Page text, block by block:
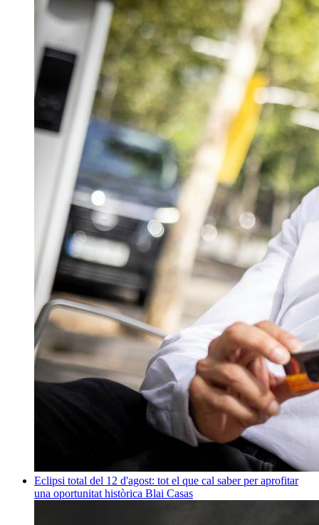
Eclipsi total del 12 d'agost: tot el que cal saber per aprofitar
una oportunitat històrica Blai Casas